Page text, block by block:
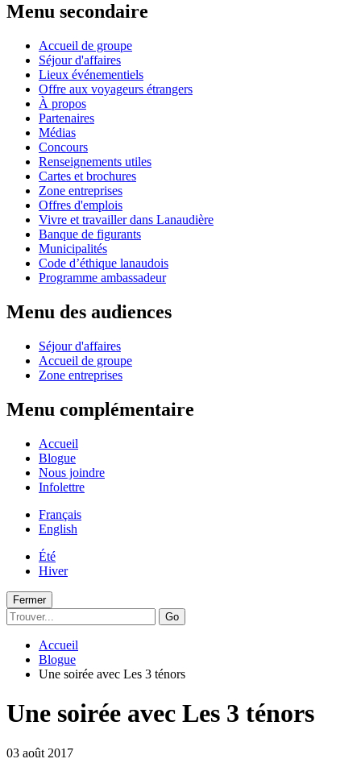
Menu secondaire
Accueil de groupe
Séjour d'affaires
Lieux événementiels
Offre aux voyageurs étrangers
À propos
Partenaires
Médias
Concours
Renseignements utiles
Cartes et brochures
Zone entreprises
Offres d'emplois
Vivre et travailler dans Lanaudière
Banque de figurants
Municipalités
Code d’éthique lanaudois
Programme ambassadeur
Menu des audiences
Séjour d'affaires
Accueil de groupe
Zone entreprises
Menu complémentaire
Accueil
Blogue
Nous joindre
Infolettre
Français
English
Été
Hiver
Fermer
Go
Accueil
Blogue
Une soirée avec Les 3 ténors
Une soirée avec Les 3 ténors
03 août 2017